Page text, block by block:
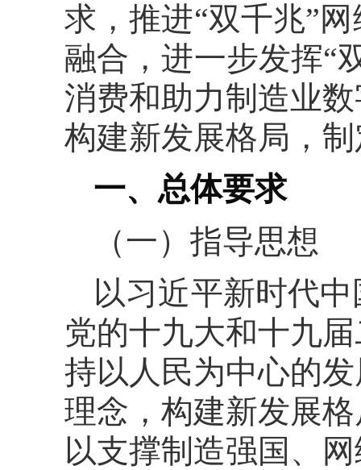
求，推进“双千兆”
融合，进一步发挥“
消费和助力制造业
构建新发展格局，
一、总体要求
（一）指导思想
以习近平新时代
党的十九大和十九
持以人民为中心的
理念，构建新发展
以支撑制造强国、